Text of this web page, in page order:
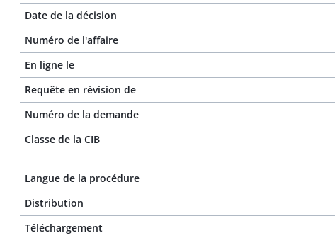
Date de la décision
Numéro de l'affaire
En ligne le
Requête en révision de
Numéro de la demande
Classe de la CIB
Langue de la procédure
Distribution
Téléchargement